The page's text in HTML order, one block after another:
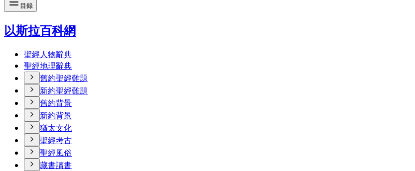
目錄
以斯拉百科網
聖經人物辭典
聖經地理辭典
舊約聖經難題
新約聖經難題
舊約背景
新約背景
猶太文化
聖經考古
聖經風俗
藏書讀書